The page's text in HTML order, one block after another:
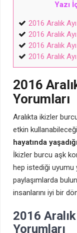
Yazı
2016 Aralık
2016 Aralık
2016 Aralık
2016 Aralık
2016
Yorumları
Aralıkta ikizler
etkin
hayatında
İkizler burcu aşk
hep istediği uyumu
paylaşımlarda
insanlarını iyi bir
2016
Yorumları